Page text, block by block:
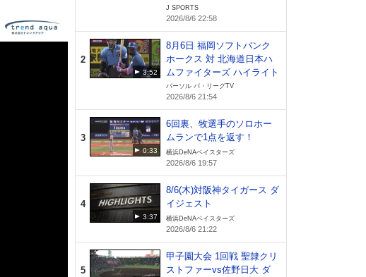
26（8月6日）
J SPORTS
2026/8/6 22:58
2
3:52
8月6日 福岡ソフトバンク
ホークス 対 北海道日本ハ
ムファイターズ ハイライト
パーソル パ・リーグTV
2026/8/6 21:54
3
0:33
6回裏、牧選手のソロホー
ムランで1点を返す！
横浜DeNAベイスターズ
2026/8/6 19:57
4
3:37
8/6(木)対阪神タイガース ダ
イジェスト
横浜DeNAベイスターズ
2026/8/6 21:22
5
甲子園大会 1回戦 聖隷クリ
ストファーvs佐野日大 ダ